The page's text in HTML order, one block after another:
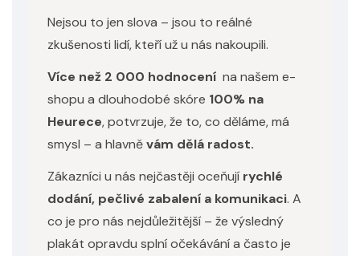
Nejsou to jen slova – jsou to reálné
zkušenosti lidí, kteří už u nás nakoupili.
Více než 2 000 hodnocení na našem e-
shopu a dlouhodobé skóre 100% na
Heurece, potvrzuje, že to, co děláme, má
smysl – a hlavněvám dělá radost.
Zákazníci u nás nejčastěji oceňují rychlé
dodání, pečlivé zabalení a komunikaci. A
co je pro nás nejdůležitější – že výsledný
plakát opravdu splní očekávání a často je